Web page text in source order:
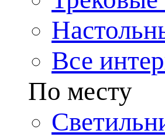
Все
По месту